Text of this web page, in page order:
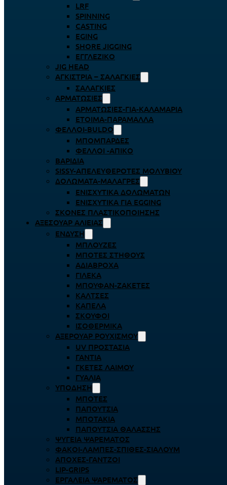
LRF
SPINNING
CASTING
EGING
SHORE JIGGING
ΕΓΓΛΈΖΙΚΟ
JIG HEAD
ΑΓΚΊΣΤΡΙΑ – ΣΑΛΑΓΚΙΈΣ
ΣΑΛΑΓΚΙΈΣ
ΑΡΜΑΤΩΣΙΈΣ
ΑΡΜΑΤΩΣΙΈΣ-ΓΙΑ-ΚΑΛΑΜΆΡΙΑ
ΈΤΟΙΜΑ-ΠΑΡΆΜΑΛΛΑ
ΦΕΛΛΟΊ-BULDO
ΜΠΟΜΠΆΡΔΕΣ
ΦΕΛΛΟΊ -ΑΠΊΚΟ
ΒΑΡΊΔΙΑ
SISSY-ΑΠΕΛΕΥΘΕΡΟΤΈΣ ΜΟΛΥΒΙΟΎ
ΔΟΛΏΜΑΤΑ-ΜΑΛΆΓΡΕΣ
ΕΝΙΣΧΥΤΙΚΆ ΔΟΛΩΜΆΤΩΝ
ΕΝΙΣΧΥΤΙΚΆ ΓΙΑ EGGING
ΣΚΌΝΕΣ ΠΛΑΣΤΙΚΟΠΟΊΗΣΗΣ
ΑΞΕΣΟΥΆΡ ΑΛΙΕΊΑΣ
ΈΝΔΥΣΗ
ΜΠΛΟΎΖΕΣ
ΜΠΌΤΕΣ ΣΤΉΘΟΥΣ
ΑΔΙΆΒΡΟΧΑ
ΓΙΛΈΚΑ
ΜΠΟΥΦΆΝ-ΖΑΚΈΤΕΣ
ΚΆΛΤΣΕΣ
ΚΑΠΈΛΑ
ΣΚΟΎΦΟΙ
ΙΣΟΘΕΡΜΙΚΆ
ΑΞΕΡΟΥΆΡ ΡΟΥΧΙΣΜΟΎ
UV ΠΡΟΣΤΑΣΊΑ
ΓΆΝΤΙΑ
ΓΚΈΤΕΣ ΛΑΊΜΟΥ
ΓΥΑΛΙΆ
ΥΠΌΔΗΣΗ
ΜΠΌΤΕΣ
ΠΑΠΟΎΤΣΙΑ
ΜΠΟΤΆΚΙΑ
ΠΑΠΟΎΤΣΙΑ ΘΑΛΆΣΣΗΣ
ΨΥΓΕΊΑ ΨΑΡΈΜΑΤΟΣ
ΦΑΚΟΊ-ΛΆΜΠΕΣ-ΣΠΊΘΕΣ-ΣΊΑΛΟΥΜ
ΑΠΌΧΕΣ-ΓΆΝΤΖΟΙ
LIP-GRIPS
EΡΓΑΛΕΊΑ ΨΑΡΈΜΑΤΟΣ